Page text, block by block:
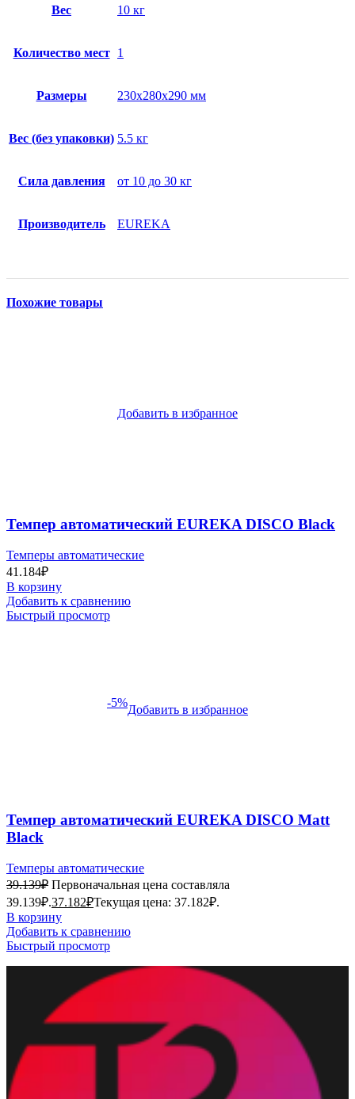
Вес 10 кг
Количество мест 1
Размеры 230x280x290 мм
Вес (без упаковки) 5.5 кг
Сила давления от 10 до 30 кг
Производитель EUREKA
Похожие товары
Добавить в избранное
Темпер автоматический EUREKA DISCO Black
Темперы автоматические
41.184₽
В корзину
Добавить к сравнению
Быстрый просмотр
-5%
Добавить в избранное
Темпер автоматический EUREKA DISCO Matt
Black
Темперы автоматические
39.139₽ Первоначальная цена составляла
39.139₽.37.182₽Текущая цена: 37.182₽.
В корзину
Добавить к сравнению
Быстрый просмотр